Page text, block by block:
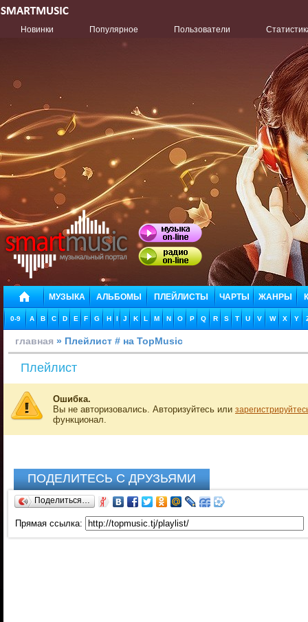
Новинки Популярное Пользователи
МУЗЫКА АЛЬБОМЫ ПЛЕЙЛИСТЫ ЧАРТЫ ЖАНРЫ
0-9 A B C D E F G H I J K L M N O P Q R S T U V W X Y
главная » Плейлист # на TopMusic
Плейлист
Ошибка.
Вы не авторизовались. Авторизуйтесь или
функционал.
ПОДЕЛИТЕСЬ С ДРУЗЬЯМИ
Поделиться…
Прямая ссылка: